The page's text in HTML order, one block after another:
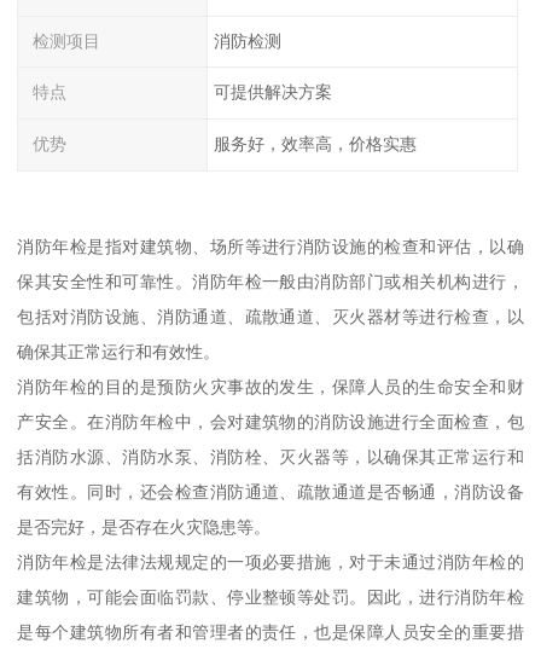
检测项目 消防检测
特点 可提供解决方案
优势 服务好，效率高，价格实惠
消防年检是指对建筑物、场所等进行消防设施的检查和评估，以确
保其安全性和可靠性。消防年检一般由消防部门或相关机构进行，
包括对消防设施、消防通道、疏散通道、灭火器材等进行检查，以
确保其正常运行和有效性。
消防年检的目的是预防火灾事故的发生，保障人员的生命安全和财
产安全。在消防年检中，会对建筑物的消防设施进行全面检查，包
括消防水源、消防水泵、消防栓、灭火器等，以确保其正常运行和
有效性。同时，还会检查消防通道、疏散通道是否畅通，消防设备
是否完好，是否存在火灾隐患等。
消防年检是法律法规规定的一项必要措施，对于未通过消防年检的
建筑物，可能会面临罚款、停业整顿等处罚。因此，进行消防年检
是每个建筑物所有者和管理者的责任，也是保障人员安全的重要措